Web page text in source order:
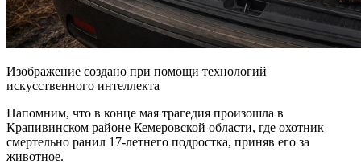
Изображение создано при помощи технологий
искусственного интеллекта
Напомним, что в конце мая трагедия произошла в
Крапивинском районе Кемеровской области, где охотник
смертельно ранил 17-летнего подростка, приняв его за
животное.